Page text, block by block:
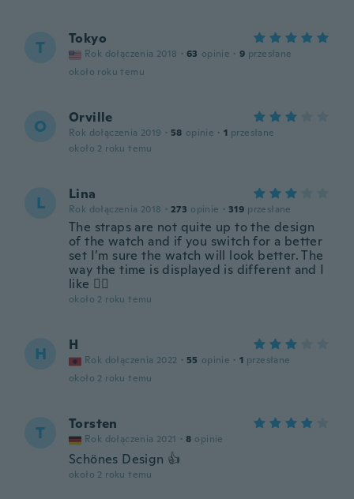
T Tokyo
Rok dołączenia 2018 · 63 opinie · 9 przesłane
około roku temu
O Orville
Rok dołączenia 2019 · 58 opinie · 1 przesłane
około 2 roku temu
L Lina
Rok dołączenia 2018 · 273 opinie · 319 przesłane
The straps are not quite up to the design
of the watch and if you switch for a better
set I’m sure the watch will look better. The
way the time is displayed is different and I
like 👍🏻
około 2 roku temu
H H
Rok dołączenia 2022 · 55 opinie · 1 przesłane
około 2 roku temu
T Torsten
Rok dołączenia 2021 · 8 opinie
Schönes Design 👍
około 2 roku temu